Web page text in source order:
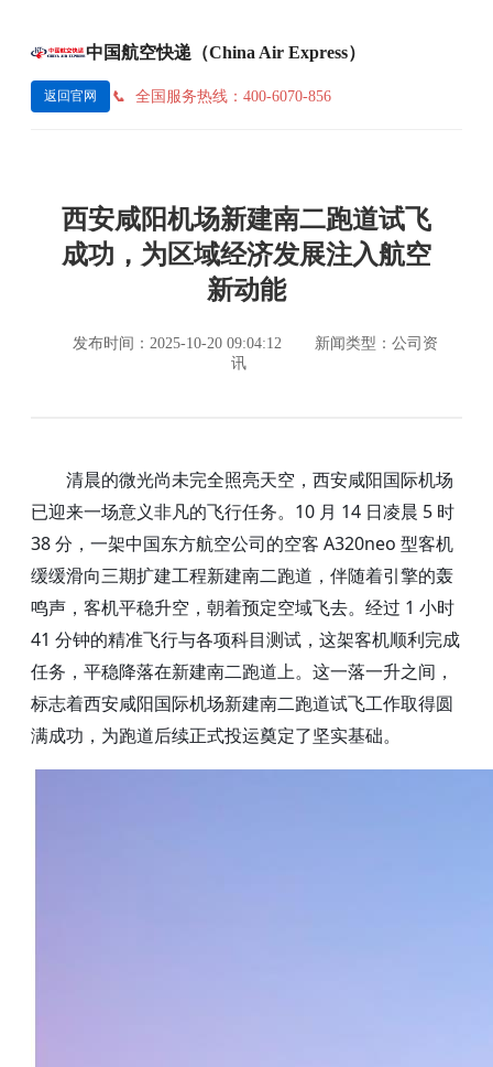
中国航空快递（China Air Express）
返回官网 全国服务热线：400-6070-856
西安咸阳机场新建南二跑道试飞
成功，为区域经济发展注入航空
新动能
发布时间：2025-10-20 09:04:12
新闻类型：公司资
讯
清晨的微光尚未完全照亮天空，西安咸阳国际机场
已迎来一场意义非凡的飞行任务。10 月 14 日凌晨 5 时
38 分，一架中国东方航空公司的空客 A320neo 型客机
缓缓滑向三期扩建工程新建南二跑道，伴随着引擎的轰
鸣声，客机平稳升空，朝着预定空域飞去。经过 1 小时
41 分钟的精准飞行与各项科目测试，这架客机顺利完成
任务，平稳降落在新建南二跑道上。这一落一升之间，
标志着西安咸阳国际机场新建南二跑道试飞工作取得圆
满成功，为跑道后续正式投运奠定了坚实基础。